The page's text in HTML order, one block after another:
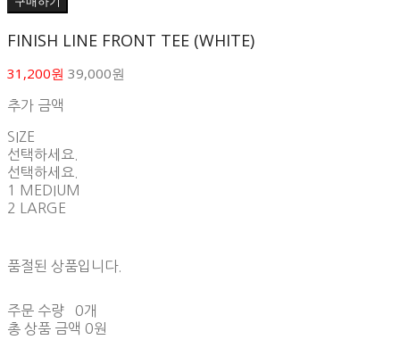
FINISH LINE FRONT TEE (WHITE)
31,200원 39,000원
추가 금액
SIZE
선택하세요.
선택하세요.
1 MEDIUM
2 LARGE
품절된 상품입니다.
주문 수량
0개
총 상품 금액 0원